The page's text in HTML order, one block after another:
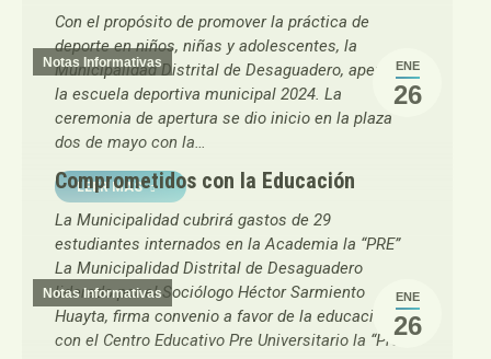
ENE
26
Notas Informativas
Con el propósito de promover la práctica de
deporte en niños, niñas y adolescentes, la
Municipalidad Distrital de Desaguadero, aperturó
la escuela deportiva municipal 2024. La
ceremonia de apertura se dio inicio en la plaza
dos de mayo con la…
LEER MAS
ENE
26
Notas Informativas
Comprometidos con la Educación
La Municipalidad cubrirá gastos de 29
estudiantes internados en la Academia la “PRE”
La Municipalidad Distrital de Desaguadero
liderado por el Sociólogo Héctor Sarmiento
Huayta, firma convenio a favor de la educación
con el Centro Educativo Pre Universitario la “Pre”…